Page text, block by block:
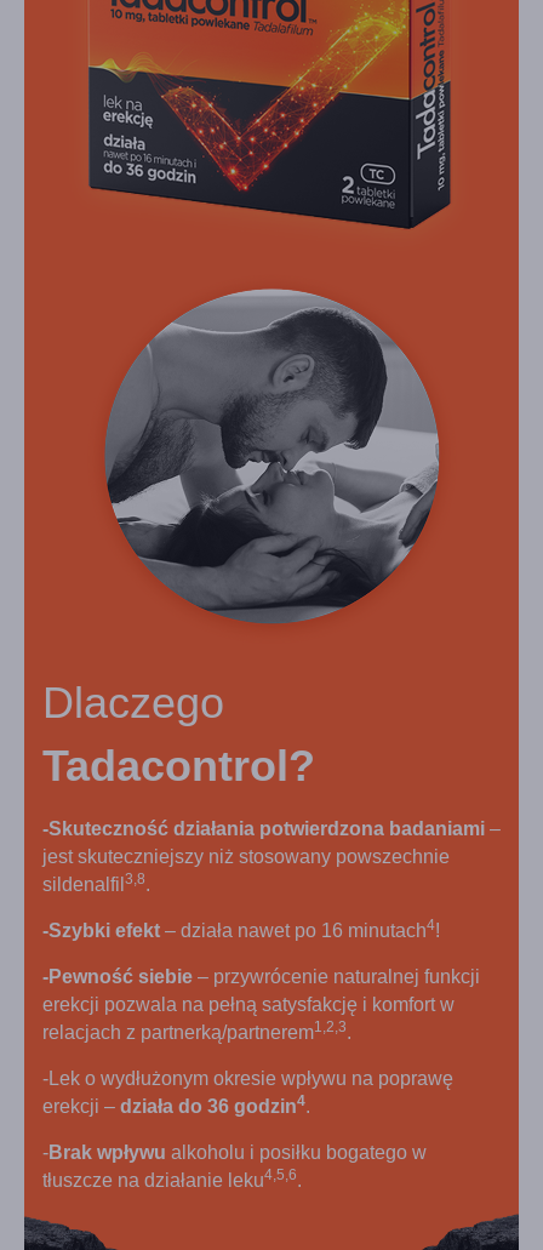
Dlaczego
Tadacontrol?
-Skuteczność działania potwierdzona badaniami –
jest skuteczniejszy niż stosowany powszechnie
sildenalfil 3,8.
-Szybki efekt – działa nawet po 16 minutach4!
-Pewność siebie – przywrócenie naturalnej funkcji
erekcji pozwala na pełną satysfakcję i komfort w
relacjach z partnerką/partnerem1,2,3.
-Lek o wydłużonym okresie wpływu na poprawę
erekcji – działa do 36 godzin4.
-Brak wpływu alkoholu i posiłku bogatego w
tłuszcze na działanie leku4,5,6.